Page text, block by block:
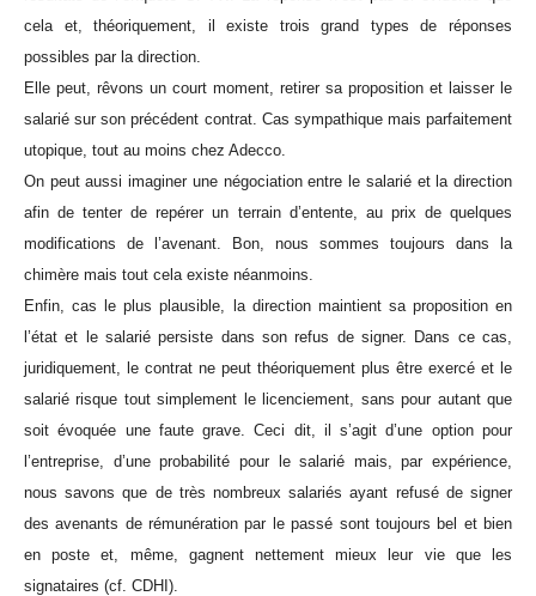
cela et, théoriquement, il existe trois grand types de réponses
possibles par la direction.
Elle peut, rêvons un court moment, retirer sa proposition et laisser le
salarié sur son précédent contrat. Cas sympathique mais parfaitement
utopique, tout au moins chez Adecco.
On peut aussi imaginer une négociation entre le salarié et la direction
afin de tenter de repérer un terrain d’entente, au prix de quelques
modifications de l’avenant. Bon, nous sommes toujours dans la
chimère mais tout cela existe néanmoins.
Enfin, cas le plus plausible, la direction maintient sa proposition en
l’état et le salarié persiste dans son refus de signer. Dans ce cas,
juridiquement, le contrat ne peut théoriquement plus être exercé et le
salarié risque tout simplement le licenciement, sans pour autant que
soit évoquée une faute grave. Ceci dit, il s’agit d’une option pour
l’entreprise, d’une probabilité pour le salarié mais, par expérience,
nous savons que de très nombreux salariés ayant refusé de signer
des avenants de rémunération par le passé sont toujours bel et bien
en poste et, même, gagnent nettement mieux leur vie que les
signataires (cf. CDHI).